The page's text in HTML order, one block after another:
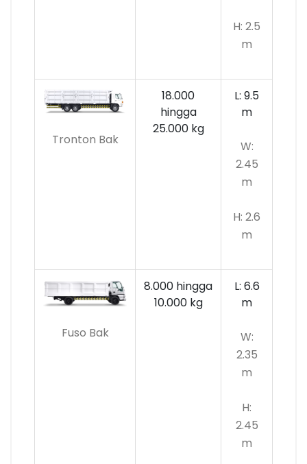
H: 2.5
m
Tronton Bak
18.000
hingga
25.000 kg
L: 9.5
m
W:
2.45
m
H: 2.6
m
Fuso Bak
8.000 hingga
10.000kg
L: 6.6
m
W:
2.35
m
H:
2.45
m